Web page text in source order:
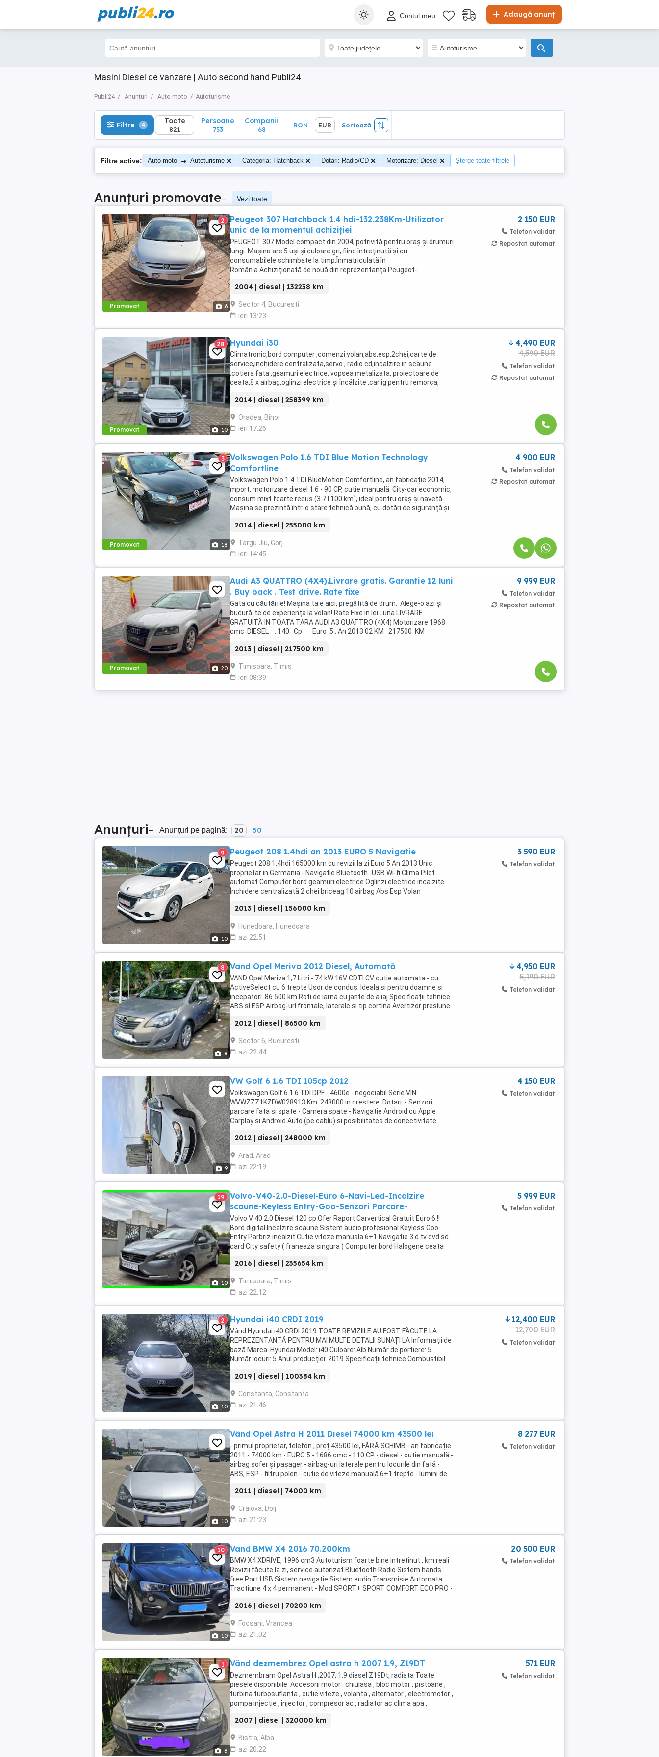
publi24.ro Adaugă anunț
Contul meu
Masini Diesel de vanzare | Auto second hand Publi24
Publi24 Anunțuri Auto moto Autoturisme
Filtre 4 Toate
821
Sortează
Filtre 4 Toate
821
Persoane
753
Companii
68
RON EUR Sortează
Filtre active: Auto moto → Autoturisme Categoria: Hatchback Dotari: Radio/CD Motorizare: Diesel Șterge toate filtrele
Anunțuri promovate– Vezi toate
Promovat 6
2
Peugeot 307 Hatchback 1.4 hdi-132.238Km-Utilizator
unic de la momentul achiziției
PEUGEOT 307 Model compact din 2004, potrivită pentru oraș și drumuri
lungi. Mașina are 5 uși și culoare gri, fiind întreținută și cu
consumabilele schimbate la timp.Înmatriculată în
România.Achiziționată de nouă din reprezentanța Peugeot-
2004 | diesel | 132238 km
Sector 4, Bucuresti
ieri 13:23
2 150 EUR
Telefon validat
Repostat automat
Promovat 10
28 Hyundai i30
Climatronic,bord computer ,comenzi volan,abs,esp,2chei,carte de
service,inchidere centralizata,servo , radio cd,incalzire in scaune
,cotiera fata ,geamuri electrice, vopsea metalizata, proiectoare de
ceata,8 x airbag,oglinzi electrice și încălzite ,carlig pentru remorca,
2014 | diesel | 258399 km
Oradea, Bihor
ieri 17:26
4,490 EUR
4,590 EUR
Telefon validat
Repostat automat
Promovat 18
3
Volkswagen Polo 1.6 TDI Blue Motion Technology
Comfortline
Volkswagen Polo 1.4 TDI BlueMotion Comfortline, an fabricație 2014,
mport, motorizare diesel 1.6 - 90 CP, cutie manuală. City-car economic,
consum mixt foarte redus (3.7 l 100 km), ideal pentru oraș și navetă.
Mașina se prezintă într-o stare tehnică bună, cu dotări de siguranță și
2014 | diesel | 255000 km
Targu Jiu, Gorj
ieri 14:45
4 900 EUR
Telefon validat
Repostat automat
Promovat 20
Audi A3 QUATTRO (4X4).Livrare gratis. Garantie 12 luni
. Buy back . Test drive. Rate fixe
Gata cu căutările! Mașina ta e aici, pregătită de drum. Alege-o azi și
bucură-te de experiența la volan! Rate Fixe in lei Luna LIVRARE
GRATUITĂ IN TOATA TARA AUDI A3 QUATTRO (4X4) Motorizare 1968
cmc DIESEL . 140 Cp . . Euro 5 . An 2013 02 KM 217500 KM
2013 | diesel | 217500 km
Timisoara, Timis
ieri 08:39
9 999 EUR
Telefon validat
Repostat automat
Anunțuri– Anunțuri pe pagină: 20 50
10
9 Peugeot 208 1.4hdi an 2013 EURO 5 Navigatie
Peugeot 208 1.4hdi 165000 km cu revizii la zi Euro 5 An 2013 Unic
proprietar in Germania - Navigatie Bluetooth -USB Wi-fi Clima Pilot
automat Computer bord geamuri electrice Oglinzi electrice incalzite
Închidere centralizată 2 chei briceag 10 airbag Abs Esp Volan
2013 | diesel | 156000 km
Hunedoara, Hunedoara
azi 22:51
3 590 EUR
Telefon validat
8
8 Vand Opel Meriva 2012 Diesel, Automată
VAND Opel Meriva 1,7 Litri - 74 kW 16V CDTI CV cutie automata - cu
ActiveSelect cu 6 trepte Usor de condus. Ideala si pentru doamne si
incepatori. 86.500 km Roti de iarna cu jante de aliaj Specificații tehnice:
ABS si ESP Airbag-uri frontale, laterale si tip cortina Avertizor presiune
2012 | diesel | 86500 km
Sector 6, Bucuresti
azi 22:44
4,950 EUR
5,190 EUR
Telefon validat
9
VW Golf 6 1.6 TDI 105cp 2012
Volkswagen Golf 6 1.6 TDI DPF - 4600e - negociabil Serie VIN:
WVWZZZ1KZDW028913 Km: 248000 in crestere. Dotari: - Senzori
parcare fata si spate - Camera spate - Navigatie Android cu Apple
Carplay si Android Auto (pe cablu) si posibilitatea de conectivitate
2012 | diesel | 248000 km
Arad, Arad
azi 22:19
4 150 EUR
Telefon validat
10
19
Volvo-V40-2.0-Diesel-Euro 6-Navi-Led-Incalzire
scaune-Keyless Entry-Goo-Senzori Parcare-
Volvo V 40 2.0 Diesel 120 cp Ofer Raport Carvertical Gratuit Euro 6 !!
Bord digital Incalzire scaune Sistem audio profesional Keyless Goo
Entry Parbriz incalzit Cutie viteze manuala 6+1 Navigatie 3 d tv dvd sd
card City safety ( franeaza singura ) Computer bord Halogene ceata
2016 | diesel | 235654 km
Timisoara, Timis
azi 22:12
5 999 EUR
Telefon validat
10
2 Hyundai i40 CRDI 2019
Vând Hyundai i40 CRDI 2019 TOATE REVIZIILE AU FOST FĂCUTE LA
REPREZENTANȚĂ PENTRU MAI MULTE DETALII SUNAȚI LA Informații de
bază Marca: Hyundai Model: i40 Culoare: Alb Număr de portiere: 5
Număr locuri: 5 Anul producției: 2019 Specificații tehnice Combustibil:
2019 | diesel | 100384 km
Constanta, Constanta
azi 21:46
12,400 EUR
12,700 EUR
Telefon validat
10
Vând Opel Astra H 2011 Diesel 74000 km 43500 lei
- primul proprietar, telefon , preț 43500 lei, FĂRĂ SCHIMB - an fabricație
2011 - 74000 km - EURO 5 - 1686 cmc - 110 CP - diesel - cutie manuală -
airbag șofer și pasager - airbag-uri laterale pentru locurile din față -
ABS, ESP - filtru polen - cutie de viteze manuală 6+1 trepte - lumini de
2011 | diesel | 74000 km
Craiova, Dolj
azi 21:23
8 277 EUR
Telefon validat
10
10 Vand BMW X4 2016 70.200km
BMW X4 XDRIVE, 1996 cm3 Autoturism foarte bine intretinut , km reali
Revizii făcute la zi, service autorizat Bluetooth Radio Sistem hands-
free Port USB Sistem navigatie Sistem audio Transmisie Automata
Tractiune 4 x 4 permanent - Mod SPORT+ SPORT COMFORT ECO PRO -
2016 | diesel | 70200 km
Focsani, Vrancea
azi 21:02
20 500 EUR
Telefon validat
8
1 Vând dezmembrez Opel astra h 2007 1.9, Z19DT
Dezmembram Opel Astra H ,2007, 1.9 diesel Z19Dt, radiata Toate
piesele disponibile: Accesorii motor : chiulasa , bloc motor , pistoane ,
turbina turbosuflanta , cutie viteze , volanta , alternator , electromotor ,
pompa injectie , injector , compresor ac , radiator ac clima apa ,
2007 | diesel | 320000 km
Bistra, Alba
azi 20:22
571 EUR
Telefon validat